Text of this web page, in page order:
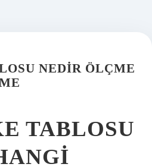
NEDIR ÖLÇME
TABLOSU